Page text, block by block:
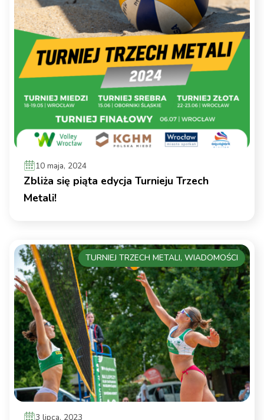
10 maja, 2024
Zbliża się piąta edycja Turnieju Trzech
Metali!
3 lipca, 2023
TURNIEJ TRZECH METALI, WIADOMOŚCI